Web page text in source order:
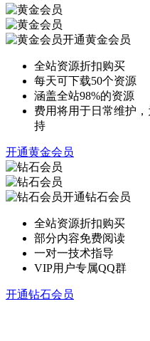
开通黄金会员
全站资源折扣购买
每天可下载50个资源
涵盖全站98%的资源
费用将用于日常维护
持
开通黄金会员
开通钻石会员
全站资源折扣购买
部分内容免费阅读
一对一技术指导
VIP用户专属QQ群
开通钻石会员